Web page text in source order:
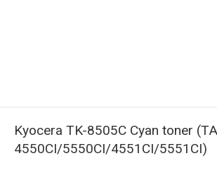
Kyocera TK-8505C Cyan toner
4550CI/5550CI/4551CI/5551CI)